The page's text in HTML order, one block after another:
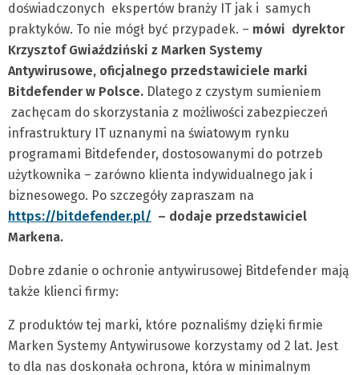
doświadczonych ekspertów branży IT jak i samych
praktyków. To nie mógł być przypadek. – mówi dyrektor
Krzysztof Gwiaździński z Marken Systemy
Antywirusowe, oficjalnego przedstawiciele marki
Bitdefender w Polsce. Dlatego z czystym sumieniem
zachęcam do skorzystania z możliwości zabezpieczeń
infrastruktury IT uznanymi na światowym rynku
programami Bitdefender, dostosowanymi do potrzeb
użytkownika – zarówno klienta indywidualnego jak i
biznesowego. Po szczegóły zapraszam na
https://bitdefender.pl/ – dodaje przedstawiciel
Markena.
Dobre zdanie o ochronie antywirusowej Bitdefender mają
także klienci firmy:
Z produktów tej marki, które poznaliśmy dzięki firmie
Marken Systemy Antywirusowe korzystamy od 2 lat. Jest
to dla nas doskonała ochrona, która w minimalnym